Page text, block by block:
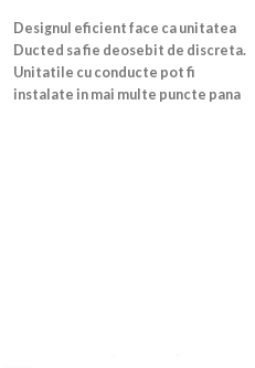
Designul eficient face ca unitatea
Ducted sa fie deosebit de discreta.
Unitatile cu conducte pot fi
instalate in mai multe puncte pana